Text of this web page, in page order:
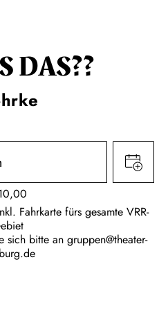
DAS??
Fahrkarte fürs gesamte VRR-
sich bitte angruppen@theater-